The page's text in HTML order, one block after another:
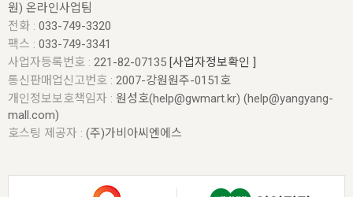
원) 온라인사업팀
전화 : 033-749-3320
팩스 : 033-749-3341
사업자등록번호 : 221-82-07135 [사업자정보확인 ]
통신판매업신고번호 : 2007-강원원주-0151호
개인정보보호책임자 : 원성호(help@gwmart.kr) (help@yangyang-
mall.com)
호스팅 제공자 : (주)가비아씨엔에스